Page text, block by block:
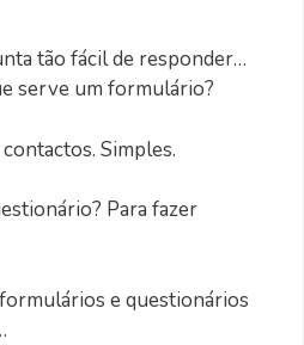
tão fácil de responder…
serve um formulário?
Simples.
Para fazer
e questionários